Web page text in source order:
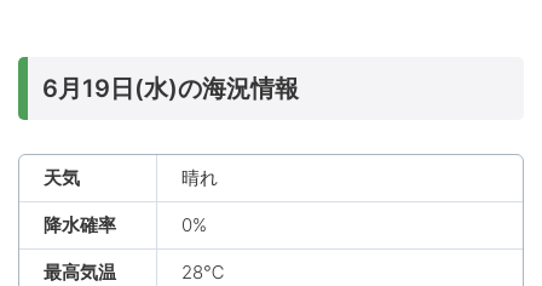
6月19日(水)の海況情報
天気 晴れ
降水確率 0%
最高気温 28℃